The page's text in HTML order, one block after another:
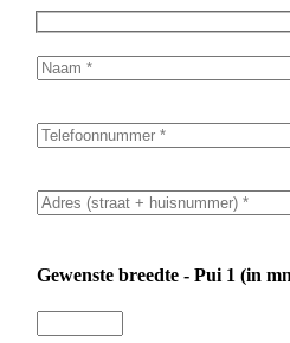
Gewenste breedte - Pui 1 (in